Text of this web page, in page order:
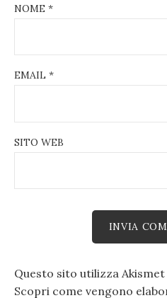
NOME *
EMAIL *
SITO WEB
Questo sito utilizza
Scopri come vengono